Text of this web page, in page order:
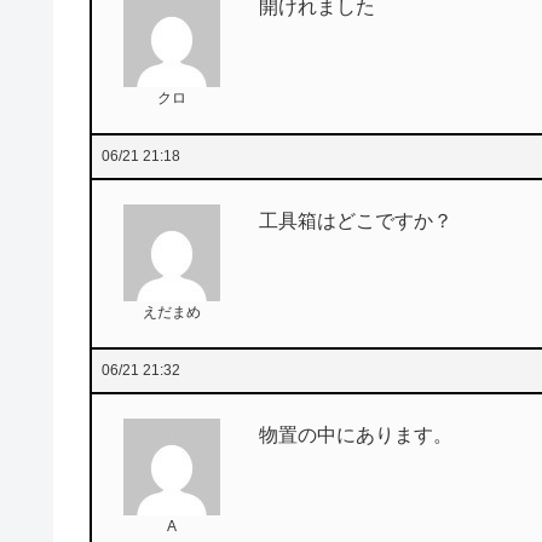
クロ
開けれました
06/21 21:18
えだまめ
工具箱はどこですか？
06/21 21:32
A
物置の中にあります。